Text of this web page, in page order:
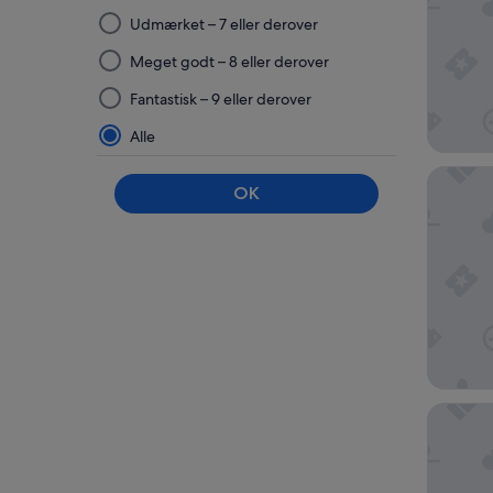
Når
du
vælger
og
anvender
et
fra
denne
Udmærket – 7 eller derover
Meget godt – 8 eller derover
Fantastisk – 9 eller derover
Alle
OK